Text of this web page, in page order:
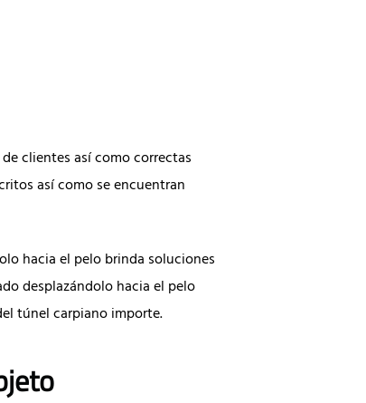
clientes así­ como correctas
así­ como se encuentran
hacia el pelo brinda soluciones
desplazándolo hacia el pelo
túnel carpiano importe.